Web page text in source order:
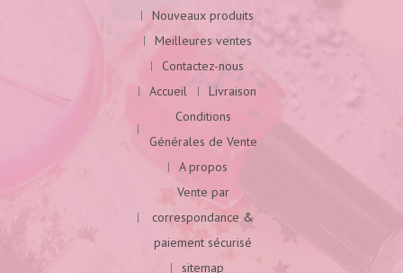
Nouveaux produits
Meilleures ventes
Contactez-nous
Accueil
Livraison
Conditions
Générales de Vente
A propos
Vente par
correspondance &
paiement sécurisé
sitemap